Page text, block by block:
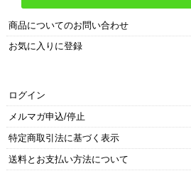
商品についてのお問い合わせ
お気に入りに登録
ログイン
メルマガ申込/停止
特定商取引法に基づく表示
送料とお支払い方法について